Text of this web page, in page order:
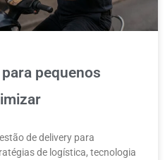
pequenos
de delivery para
de logística, tecnologia